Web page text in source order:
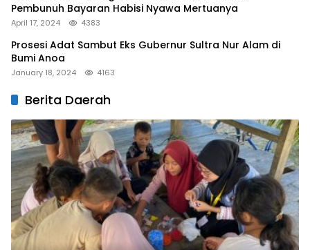
Pembunuh Bayaran Habisi Nyawa Mertuanya
April 17, 2024 4383
Prosesi Adat Sambut Eks Gubernur Sultra Nur Alam di
Bumi Anoa
January 18, 2024 4163
Berita Daerah